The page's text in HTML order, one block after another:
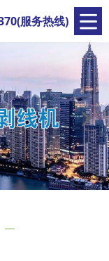
服务热线)